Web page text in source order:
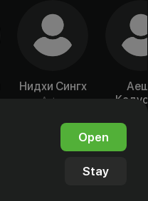
Нидхи Сингх
Actor
Open
Stay